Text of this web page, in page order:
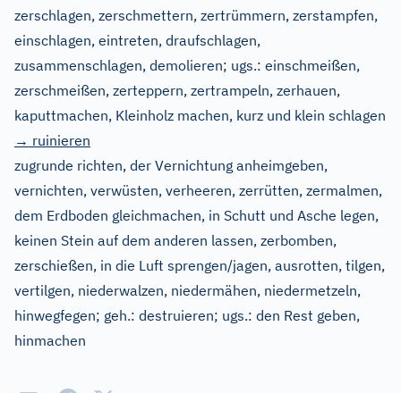
zerschlagen, zerschmettern, zertrümmern, zerstampfen,
einschlagen, eintreten, draufschlagen,
zusammenschlagen, demolieren; ugs.: einschmeißen,
zerschmeißen, zerteppern, zertrampeln, zerhauen,
kaputtmachen, Kleinholz machen, kurz und klein schlagen
→ ruinieren
zugrunde richten, der Vernichtung anheimgeben,
vernichten, verwüsten, verheeren, zerrütten, zermalmen,
dem Erdboden gleichmachen, in Schutt und Asche legen,
keinen Stein auf dem anderen lassen, zerbomben,
zerschießen, in die Luft sprengen/jagen, ausrotten, tilgen,
vertilgen, niederwalzen, niedermähen, niedermetzeln,
hinwegfegen; geh.: destruieren; ugs.: den Rest geben,
hinmachen